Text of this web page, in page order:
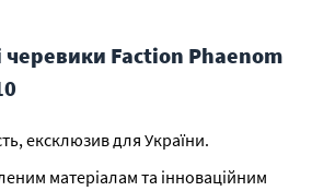
черевики Faction Phaenom
ексклюзив для України.
матеріалам та інноваційним